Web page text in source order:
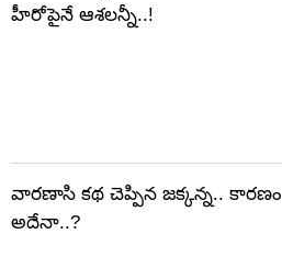
హీరోపైనే ఆశలన్నీ..!
వారణాసి కథ చెప్పిన జక్కన్న.. కారణం
అదేనా..?